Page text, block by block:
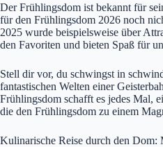
Der Frühlingsdom ist bekannt für
für den Frühlingsdom 2026 noch
2025 wurde beispielsweise über
den Favoriten und bieten Spaß für
Stell dir vor, du schwingst in
fantastischen Welten einer
Frühlingsdom schafft es jedes Mal,
die den Frühlingsdom zu einem
Kulinarische Reise durch den Dom: